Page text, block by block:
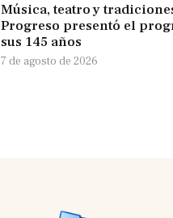
Música, teatro y
Progreso presentó el
sus 145 años
7 de agosto de 2026